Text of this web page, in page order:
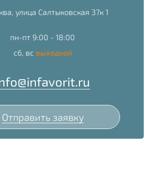
улица Салтыковская 37к 1
пн-пт 9:00 - 18:00
сб, вс выходной
Отправить заявку